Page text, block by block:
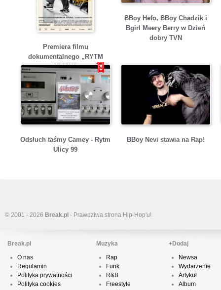
Premiera filmu
dokumentalnego „RYTM
ULICY”
BBoy Hefo, BBoy Chadzik i
Bgirl Meery Berry w Dzień
dobry TVN
Odsłuch taśmy Camey - Rytm
Ulicy 99
BBoy Nevi stawia na Rap!
© 2001 - 2026 Break.pl - Prawdziwa strona Hip-Hop'u!
Break.pl
O nas
Regulamin
Polityka prywatności
Polityka cookies
Muzyka
Rap
Funk
R&B
Freestyle
+Dodaj
Newsa
Wydarzenie
Artykuł
Album